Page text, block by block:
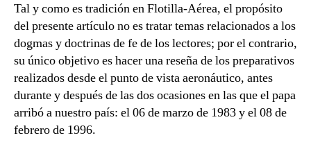
Tal y como es tradición en Flotilla-Aérea, el propósito
del presente artículo no es tratar temas relacionados a los
dogmas y doctrinas de fe de los lectores; por el contrario,
su único objetivo es hacer una reseña de los preparativos
realizados desde el punto de vista aeronáutico, antes
durante y después de las dos ocasiones en las que el papa
arribó a nuestro país: el 06 de marzo de 1983 y el 08 de
febrero de 1996.